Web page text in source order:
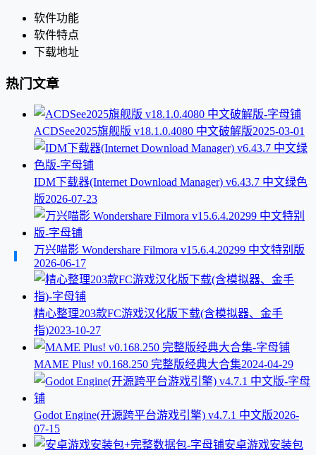
软件功能
软件特点
下载地址
热门文章
ACDSee2025旗舰版 v18.1.0.4080 中文破解版2025-03-01
IDM下载器(Internet Download Manager) v6.43.7 中文绿色
版2026-07-23
万兴喵影 Wondershare Filmora v15.6.4.20299 中文特别版
2026-06-17
精心整理203款FC游戏汉化版下载(含模拟器、金手
指)2023-10-27
MAME Plus! v0.168.250 完整版经典大合集2024-04-29
Godot Engine(开源跨平台游戏引擎) v4.7.1 中文版2026-
07-15
安卓游戏安装包